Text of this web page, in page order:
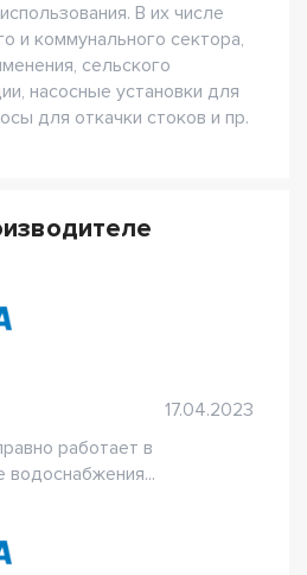
В их числе
и коммунального сектора,
сельского
насосные установки для
для откачки стоков и пр.
17.04.2023
работает в
водоснабжения...